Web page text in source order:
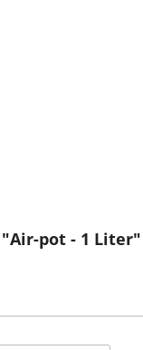
pot - 1 Liter"